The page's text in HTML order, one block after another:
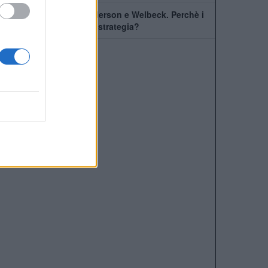
Il Chelsea prende Henderson e Welbeck. Perchè i
Blues hanno cambiato strategia?